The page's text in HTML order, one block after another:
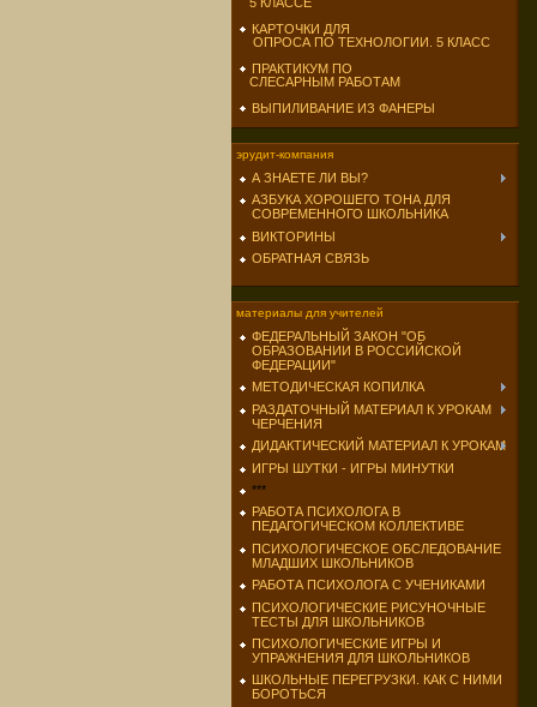
КАРТОЧКИ ДЛЯ
ОПРОСА ПО ТЕХНОЛОГИИ. 5 КЛАСС
ПРАКТИКУМ ПО
СЛЕСАРНЫМ РАБОТАМ
ВЫПИЛИВАНИЕ ИЗ ФАНЕРЫ
эрудит-компания
А ЗНАЕТЕ ЛИ ВЫ?
АЗБУКА ХОРОШЕГО ТОНА ДЛЯ
СОВРЕМЕННОГО ШКОЛЬНИКА
ВИКТОРИНЫ
ОБРАТНАЯ СВЯЗЬ
материалы для учителей
ФЕДЕРАЛЬНЫЙ ЗАКОН "ОБ
ОБРАЗОВАНИИ В РОССИЙСКОЙ
ФЕДЕРАЦИИ"
МЕТОДИЧЕСКАЯ КОПИЛКА
РАЗДАТОЧНЫЙ МАТЕРИАЛ К УРОКАМ
ЧЕРЧЕНИЯ
ДИДАКТИЧЕСКИЙ МАТЕРИАЛ К УРОКАМ
ИГРЫ ШУТКИ - ИГРЫ МИНУТКИ
***
РАБОТА ПСИХОЛОГА В
ПЕДАГОГИЧЕСКОМ КОЛЛЕКТИВЕ
ПСИХОЛОГИЧЕСКОЕ ОБСЛЕДОВАНИЕ
МЛАДШИХ ШКОЛЬНИКОВ
РАБОТА ПСИХОЛОГА С УЧЕНИКАМИ
ПСИХОЛОГИЧЕСКИЕ РИСУНОЧНЫЕ
ТЕСТЫ ДЛЯ ШКОЛЬНИКОВ
ПСИХОЛОГИЧЕСКИЕ ИГРЫ И
УПРАЖНЕНИЯ ДЛЯ ШКОЛЬНИКОВ
ШКОЛЬНЫЕ ПЕРЕГРУЗКИ. КАК С НИМИ
БОРОТЬСЯ